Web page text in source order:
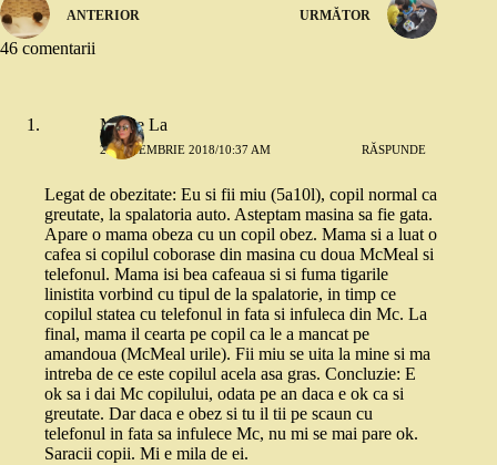
ANTERIOR URMĂTOR
46 comentarii
Mi Re La
23 NOIEMBRIE 2018/10:37 AM RĂSPUNDE
Legat de obezitate: Eu si fii miu (5a10l), copil normal ca
greutate, la spalatoria auto. Asteptam masina sa fie gata.
Apare o mama obeza cu un copil obez. Mama si a luat o
cafea si copilul coborase din masina cu doua McMeal si
telefonul. Mama isi bea cafeaua si si fuma tigarile
linistita vorbind cu tipul de la spalatorie, in timp ce
copilul statea cu telefonul in fata si infuleca din Mc. La
final, mama il cearta pe copil ca le a mancat pe
amandoua (McMeal urile). Fii miu se uita la mine si ma
intreba de ce este copilul acela asa gras. Concluzie: E
ok sa i dai Mc copilului, odata pe an daca e ok ca si
greutate. Dar daca e obez si tu il tii pe scaun cu
telefonul in fata sa infulece Mc, nu mi se mai pare ok.
Saracii copii. Mi e mila de ei.